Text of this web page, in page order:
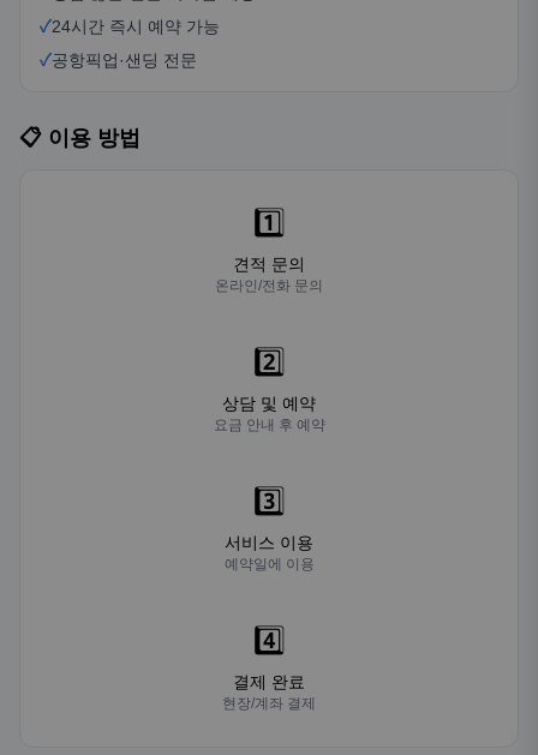
✓24시간 즉시 예약 가능
✓공항픽업·샌딩 전문
📋 이용 방법
1️⃣
견적 문의
온라인/전화 문의
2️⃣
상담 및 예약
요금 안내 후 예약
3️⃣
서비스 이용
예약일에 이용
4️⃣
결제 완료
현장/계좌 결제